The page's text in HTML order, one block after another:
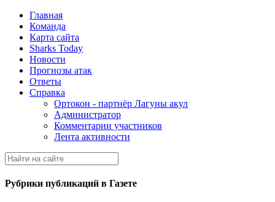
Главная
Команда
Карта сайта
Sharks Today
Новости
Прогнозы атак
Ответы
Справка
Ортокон - партнёр Лагуны акул
Администратор
Комментарии участников
Лента активности
Рубрики публикаций в Газете